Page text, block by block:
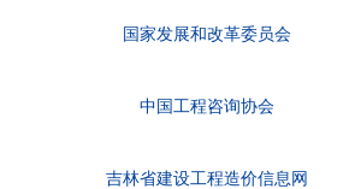
国家发展和改革委员会
中国工程咨询协会
吉林省建设工程造价信息网